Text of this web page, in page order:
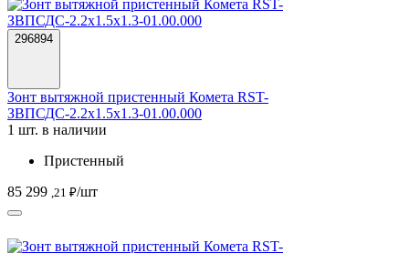
296894
Зонт вытяжной пристенный Комета RST-
ЗВПСДС-2.2х1.5х1.3-01.00.000
1 шт. в наличии
Пристенный
85 299 ,21 ₽/шт